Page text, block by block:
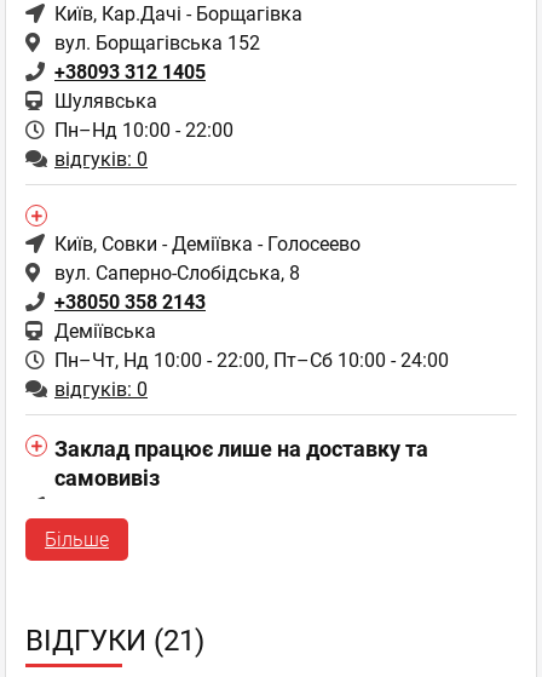
Київ, Кар.Дачі - Борщагівка
вул. Борщагівська 152
+38093 312 1405
Шулявська
Пн–Нд 10:00 - 22:00
відгуків: 0
Київ, Совки - Деміївка - Голосеево
вул. Саперно-Слобідська, 8
+38050 358 2143
Деміївська
Пн–Чт, Нд 10:00 - 22:00, Пт–Сб 10:00 - 24:00
відгуків: 0
Заклад працює лише на доставку та
самовивіз
вул. Оноре де Бальзака, 55 Б
Пн–Чт, Нд 10:00 - 22:30,
Більше
ВІДГУКИ (21)